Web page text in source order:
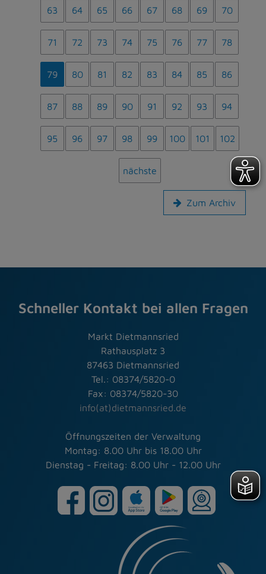
63 64 65 66 67 68 69 70
71 72 73 74 75 76 77 78
79 80 81 82 83 84 85 86
87 88 89 90 91 92 93 94
95 96 97 98 99 100 101 102
nächste
Zum Archiv
Schneller Kontakt bei allen Fragen
Markt Dietmannsried
Rathausplatz 3
87463 Dietmannsried
Tel.: 08374/5820-0
Fax: 08374/5820-30
info(at)dietmannsried.de
Öffnungszeiten der Verwaltung
Montag: 8.00 Uhr bis 18.00 Uhr
Dienstag - Freitag: 8.00 Uhr - 12.00 Uhr